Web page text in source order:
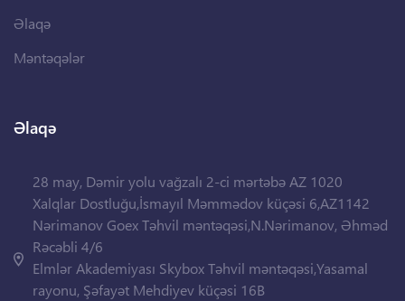
Əlaqə
Məntəqələr
Əlaqə
28 may, Dəmir yolu vağzalı 2-ci mərtəbə AZ 1020
Xalqlar Dostluğu,İsmayıl Məmmədov küçəsi 6,AZ1142
Nərimanov Goex Təhvil məntəqəsi,N.Nərimanov, Əhməd
Rəcəbli 4/6
Elmlər Akademiyası Skybox Təhvil məntəqəsi,Yasamal
rayonu, Şəfayət Mehdiyev küçəsi 16B